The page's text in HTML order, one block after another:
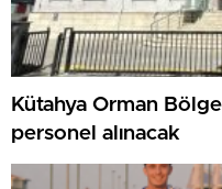
Kütahya Orman
personel alınacak